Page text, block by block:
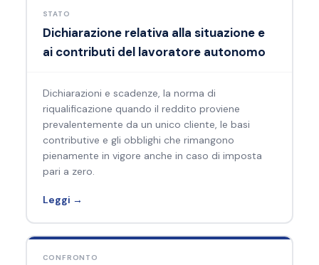
STATO
Dichiarazione relativa alla situazione e
ai contributi del lavoratore autonomo
Dichiarazioni e scadenze, la norma di
riqualificazione quando il reddito proviene
prevalentemente da un unico cliente, le basi
contributive e gli obblighi che rimangono
pienamente in vigore anche in caso di imposta
pari a zero.
Leggi →
CONFRONTO